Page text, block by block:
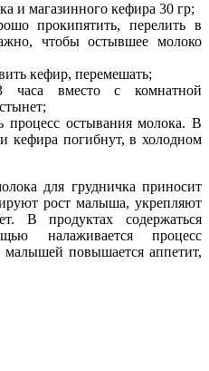
и магазинного кефира 30 гр;
прокипятить, перелить в
чтобы остывшее молоко
кефир, перемешать;
вместо с комнатной
процесс остывания молока. В
кефира погибнут, в холодном
для грудничка приносит
рост малыша, укрепляют
В продуктах содержаться
налаживается процесс
повышается аппетит,